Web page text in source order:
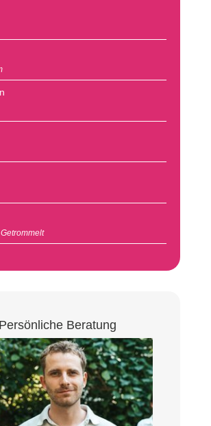
Persönliche Beratung